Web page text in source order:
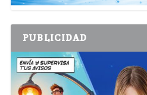
PUBLICIDAD